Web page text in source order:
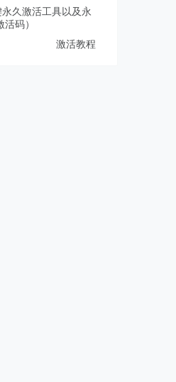
久激活工具以及永
码）
激活教程